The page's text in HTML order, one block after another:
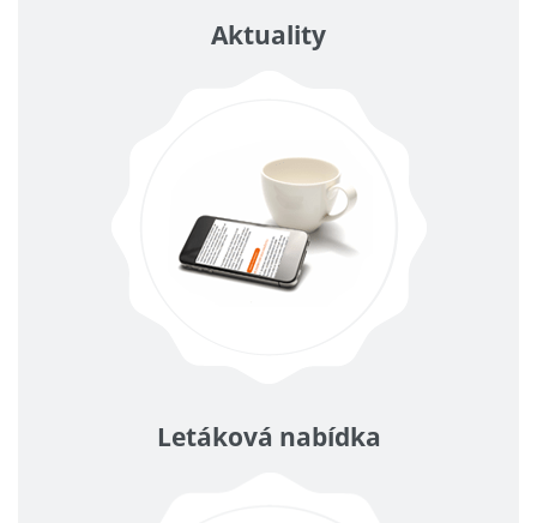
Aktuality
Letáková nabídka